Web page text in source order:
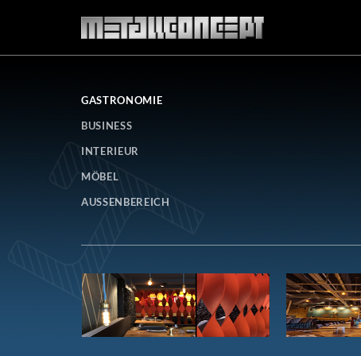
GASTRONOMIE
BUSINESS
INTERIEUR
MÖBEL
AUSSENBEREICH